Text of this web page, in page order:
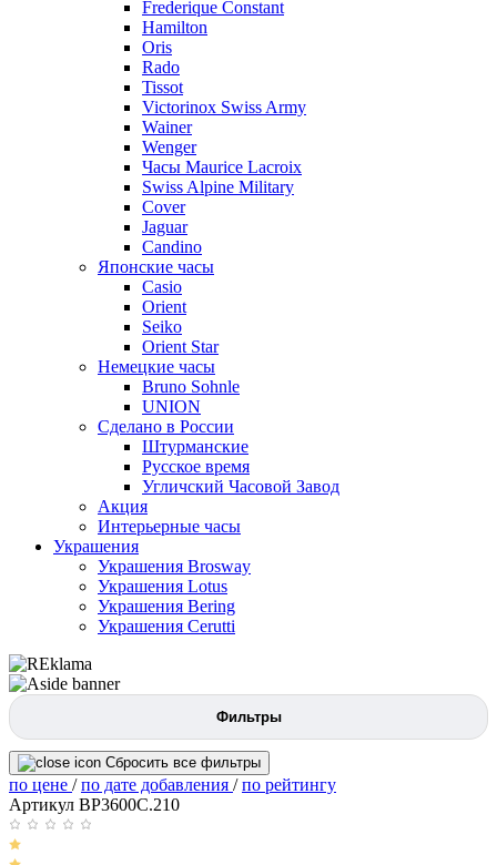
Frederique Constant
Hamilton
Oris
Rado
Tissot
Victorinox Swiss Army
Wainer
Wenger
Часы Maurice Lacroix
Swiss Alpine Military
Cover
Jaguar
Candino
Японские часы
Casio
Orient
Seiko
Orient Star
Немецкие часы
Bruno Sohnle
UNION
Сделано в России
Штурманские
Русское время
Угличский Часовой Завод
Акция
Интерьерные часы
Украшения
Украшения Brosway
Украшения Lotus
Украшения Bering
Украшения Cerutti
Фильтры
Сбросить все фильтры
по цене /по дате добавления /по рейтингу
Артикул BP3600C.210